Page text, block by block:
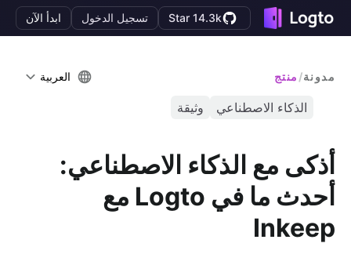
Star 14.3k تسجيل الدخول ابدأ الآن
مدونة/ منتج العربية
الذكاء الاصطناعي وثيقة
أذكى مع الذكاء الاصطناعي:
أحدث ما في Logto مع
Inkeep